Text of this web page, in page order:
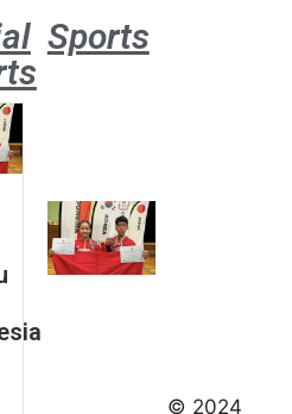
Sports
2026
© 2024